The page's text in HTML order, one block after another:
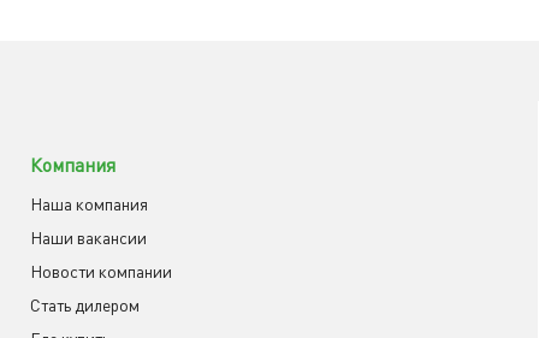
Компания
Наша компания
Наши вакансии
Новости компании
Cтать дилером